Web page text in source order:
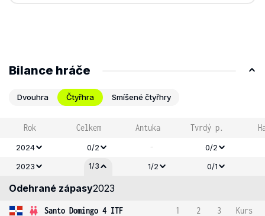
Bilance hráče
Dvouhra Čtyřhra Smíšené čtyřhry
Rok Celkem Antuka Tvrdý p.
2024 0/2 -
0/2
2023
1/3 1/2 0/1
Odehrané zápasy2023
Santo Domingo 4 ITF 1 2 3
Kurs